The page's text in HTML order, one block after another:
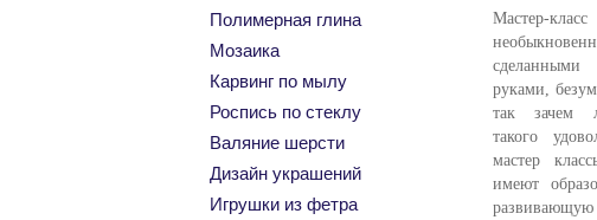
Полимерная глина
Мозаика
Карвинг по мылу
Роспись по стеклу
Валяние шерсти
Дизайн украшений
Игрушки из фетра
Мастер-
руками,
так зачем
такого
мастер
имеют